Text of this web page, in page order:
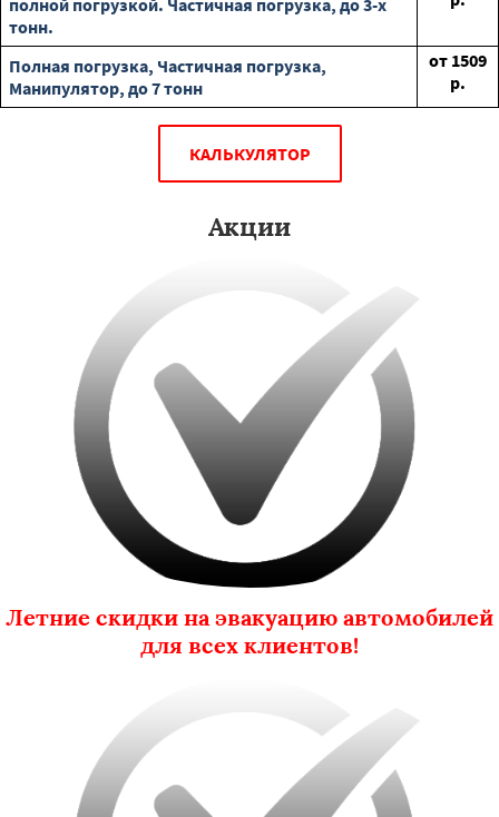
полной погрузкой. Частичная погрузка, до 3-х
тонн.
Полная погрузка, Частичная погрузка,
Манипулятор, до 7 тонн
от 1509
р.
КАЛЬКУЛЯТОР
Акции
Летние скидки на эвакуацию автомобилей
для всех клиентов!